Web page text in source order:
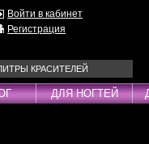
Войти в кабинет
Регистрация
КРАСИТЕЛЕЙ
ДЛЯ НОГТЕЙ